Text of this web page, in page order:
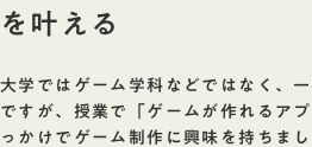
を叶える
大学ではゲーム学科などではなく、
ですが、授業で「ゲームが作れるア
っかけでゲーム制作に興味を持ちま